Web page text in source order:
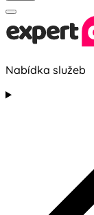
Nabídka služeb